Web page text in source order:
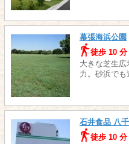
幕張海浜公園
徒歩 10 分
大きな芝生
力。砂浜でも
石井食品 八
徒歩 10 分